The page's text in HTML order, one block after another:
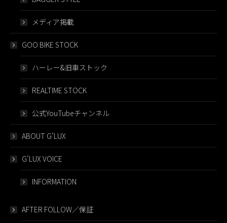
メディア掲載
GOO BIKE STOCK
ハーレー&旧車ストック
REALTIME STOCK
公式YouTubeチャンネル
ABOUT G’LUX
G’LUX VOICE
INFORMATION
AFTER FOLLOW／保証